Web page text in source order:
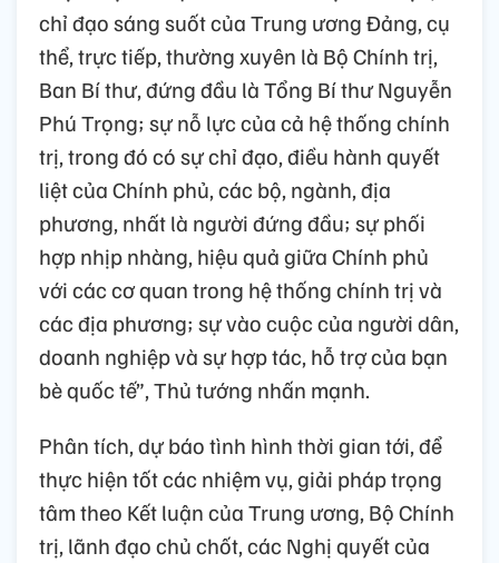
chỉ đạo sáng suốt của Trung ương Đảng, cụ
thể, trực tiếp, thường xuyên là Bộ Chính trị,
Ban Bí thư, đứng đầu là Tổng Bí thư Nguyễn
Phú Trọng; sự nỗ lực của cả hệ thống chính
trị, trong đó có sự chỉ đạo, điều hành quyết
liệt của Chính phủ, các bộ, ngành, địa
phương, nhất là người đứng đầu; sự phối
hợp nhịp nhàng, hiệu quả giữa Chính phủ
với các cơ quan trong hệ thống chính trị và
các địa phương; sự vào cuộc của người dân,
doanh nghiệp và sự hợp tác, hỗ trợ của bạn
bè quốc tế”, Thủ tướng nhấn mạnh.
Phân tích, dự báo tình hình thời gian tới, để
thực hiện tốt các nhiệm vụ, giải pháp trọng
tâm theo Kết luận của Trung ương, Bộ Chính
trị, lãnh đạo chủ chốt, các Nghị quyết của